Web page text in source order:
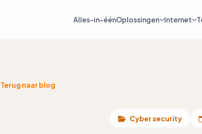
Alles-in-éénOplossingen Internet
Terug naar blog
Cyber security